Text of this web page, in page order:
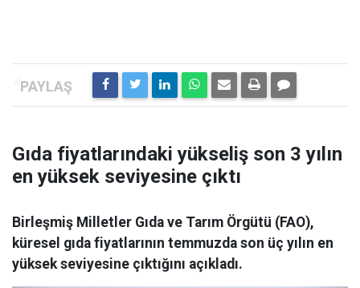
Gıda fiyatlarındaki yükseliş son 3 yılın
en yüksek seviyesine çıktı
Birleşmiş Milletler Gıda ve Tarım Örgütü (FAO),
küresel gıda fiyatlarının temmuzda son üç yılın en
yüksek seviyesine çıktığını açıkladı.